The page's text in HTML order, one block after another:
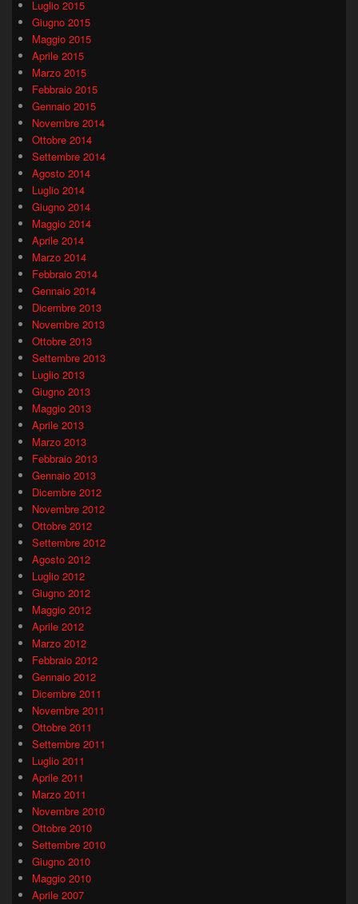
Luglio 2015
Giugno 2015
Maggio 2015
Aprile 2015
Marzo 2015
Febbraio 2015
Gennaio 2015
Novembre 2014
Ottobre 2014
Settembre 2014
Agosto 2014
Luglio 2014
Giugno 2014
Maggio 2014
Aprile 2014
Marzo 2014
Febbraio 2014
Gennaio 2014
Dicembre 2013
Novembre 2013
Ottobre 2013
Settembre 2013
Luglio 2013
Giugno 2013
Maggio 2013
Aprile 2013
Marzo 2013
Febbraio 2013
Gennaio 2013
Dicembre 2012
Novembre 2012
Ottobre 2012
Settembre 2012
Agosto 2012
Luglio 2012
Giugno 2012
Maggio 2012
Aprile 2012
Marzo 2012
Febbraio 2012
Gennaio 2012
Dicembre 2011
Novembre 2011
Ottobre 2011
Settembre 2011
Luglio 2011
Aprile 2011
Marzo 2011
Novembre 2010
Ottobre 2010
Settembre 2010
Giugno 2010
Maggio 2010
Aprile 2007